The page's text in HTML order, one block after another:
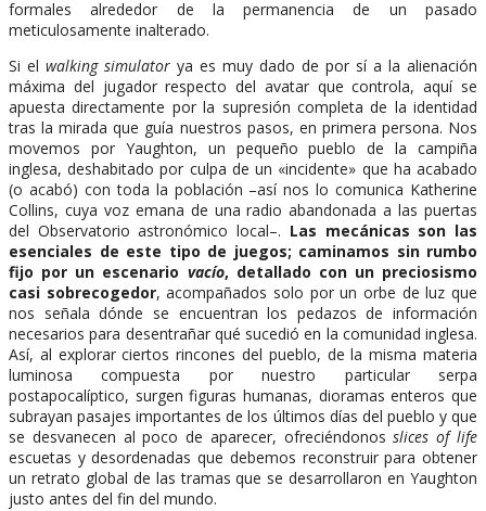
formales alrededor de la permanencia de un pasado
meticulosamente inalterado.
Si el walking simulator ya es muy dado de por sí a la alienación
máxima del jugador respecto del avatar que controla, aquí se
apuesta directamente por la supresión completa de la identidad
tras la mirada que guía nuestros pasos, en primera persona. Nos
movemos por Yaughton, un pequeño pueblo de la campiña
inglesa, deshabitado por culpa de un «incidente» que ha acabado
(o acabó) con toda la población –así nos lo comunica Katherine
Collins, cuya voz emana de una radio abandonada a las puertas
del Observatorio astronómico local–. Las mecánicas son las
esenciales de este tipo de juegos; caminamos sin rumbo
fijo por un escenario vacío, detallado con un preciosismo
casi sobrecogedor, acompañados solo por un orbe de luz que
nos señala dónde se encuentran los pedazos de información
necesarios para desentrañar qué sucedió en la comunidad inglesa.
Así, al explorar ciertos rincones del pueblo, de la misma materia
luminosa compuesta por nuestro particular serpa
postapocalíptico, surgen figuras humanas, dioramas enteros que
subrayan pasajes importantes de los últimos días del pueblo y que
se desvanecen al poco de aparecer, ofreciéndonosslices of life
escuetas y desordenadas que debemos reconstruir para obtener
un retrato global de las tramas que se desarrollaron en Yaughton
justo antes del fin del mundo.